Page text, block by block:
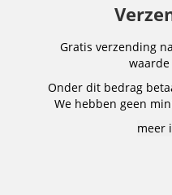
Gratis verzending
waarde
Onder dit bedrag
We hebben geen
meer